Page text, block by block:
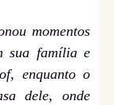
momentos
sua família e
enquanto o
dele, onde